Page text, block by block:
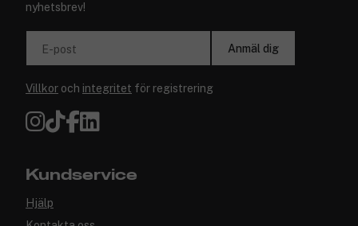
nyhetsbrev!
E-post Anmäl dig
Villkor och integritet för registrering
Kundservice
Hjälp